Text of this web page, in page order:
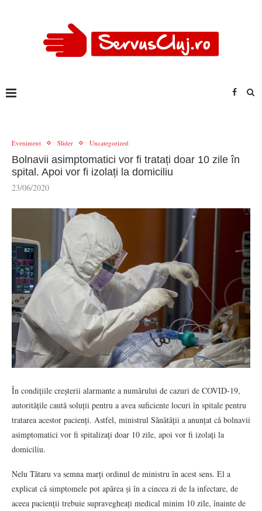
Eveniment Slider Uncategorized
Bolnavii asimptomatici vor fi tratați doar 10 zile în
spital. Apoi vor fi izolați la domiciliu
23/06/2020
În condițiile creșterii alarmante a numărului de cazuri de COVID-19,
autoritățile caută soluții pentru a avea suficiente locuri în spitale pentru
tratarea acestor pacienți. Astfel, ministrul Sănătății a anunțat că bolnavii
asimptomatici vor fi spitalizați doar 10 zile, apoi vor fi izolați la
domiciliu.
Nelu Tătaru va semna marți ordinul de ministru în acest sens. El a
explicat că simptomele pot apărea și în a cincea zi de la infectare, de
aceea pacienții trebuie supravegheați medical minim 10 zile, înainte de